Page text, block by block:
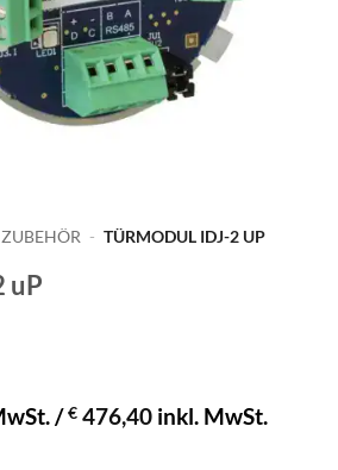
- TÜRMODUL IDJ-2 UP
uP
/€ 476,40 inkl. MwSt.